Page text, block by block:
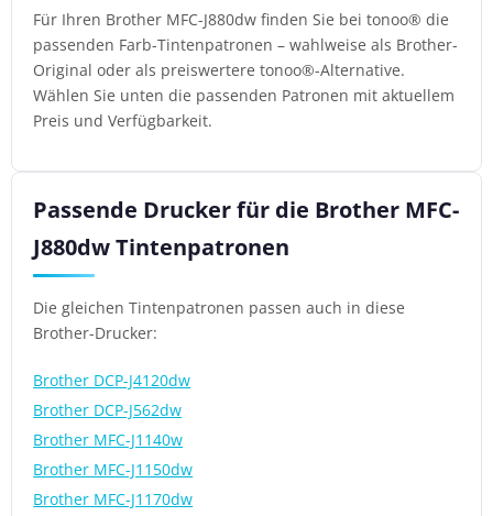
Für Ihren Brother MFC-J880dw finden Sie bei tonoo® die
passenden Farb-Tintenpatronen – wahlweise als Brother-
Original oder als preiswertere tonoo®-Alternative.
Wählen Sie unten die passenden Patronen mit aktuellem
Preis und Verfügbarkeit.
Passende Drucker für die Brother MFC-
J880dw Tintenpatronen
Die gleichen Tintenpatronen passen auch in diese
Brother-Drucker:
Brother DCP-J4120dw
Brother DCP-J562dw
Brother MFC-J1140w
Brother MFC-J1150dw
Brother MFC-J1170dw